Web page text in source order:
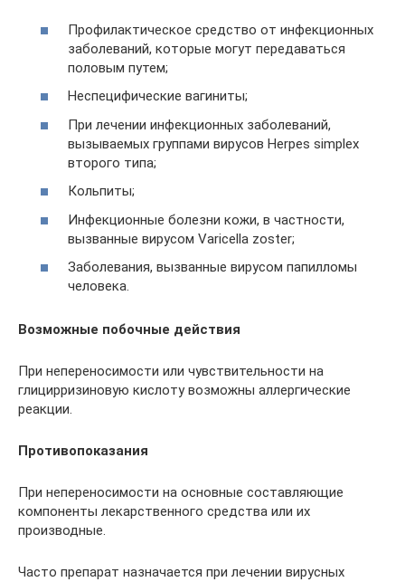
Профилактическое средство от инфекционных
заболеваний, которые могут передаваться
половым путем;
Неспецифические вагиниты;
При лечении инфекционных заболеваний,
вызываемых группами вирусов Herpes simplex
второго типа;
Кольпиты;
Инфекционные болезни кожи, в частности,
вызванные вирусом Varicella zoster;
Заболевания, вызванные вирусом папилломы
человека.
Возможные побочные действия
При непереносимости или чувствительности на
глицирризиновую кислоту возможны аллергические
реакции.
Противопоказания
При непереносимости на основные составляющие
компоненты лекарственного средства или их
производные.
Часто препарат назначается при лечении вирусных